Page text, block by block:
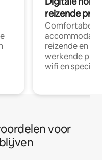
reizende
Comfortabele
reizende en
werkende
wifi en
voor